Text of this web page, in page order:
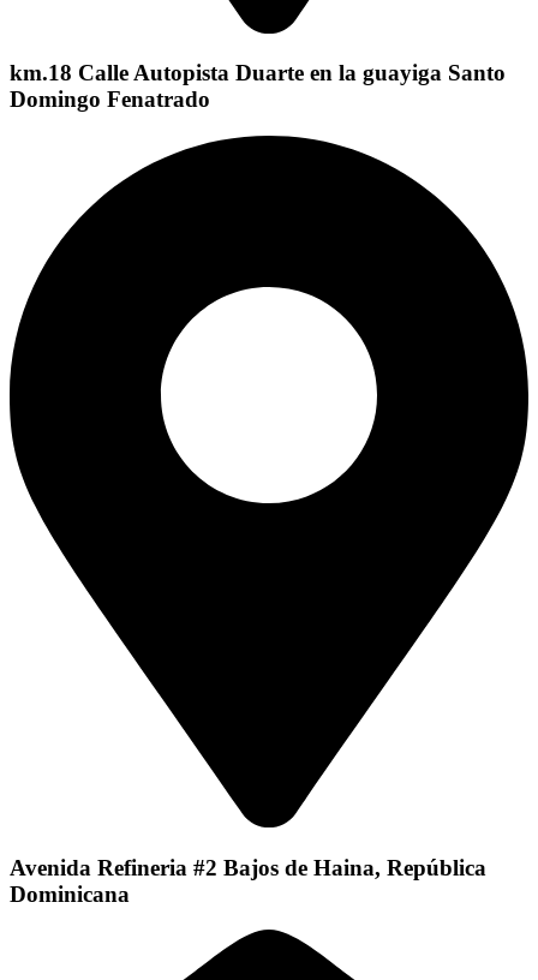
km.18 Calle Autopista Duarte en la guayiga Santo
Domingo Fenatrado
Avenida Refineria #2 Bajos de Haina, República
Dominicana